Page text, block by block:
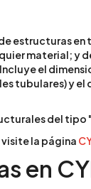
estructuras
material; y
el
tubulares) y
del tipo
la página
en